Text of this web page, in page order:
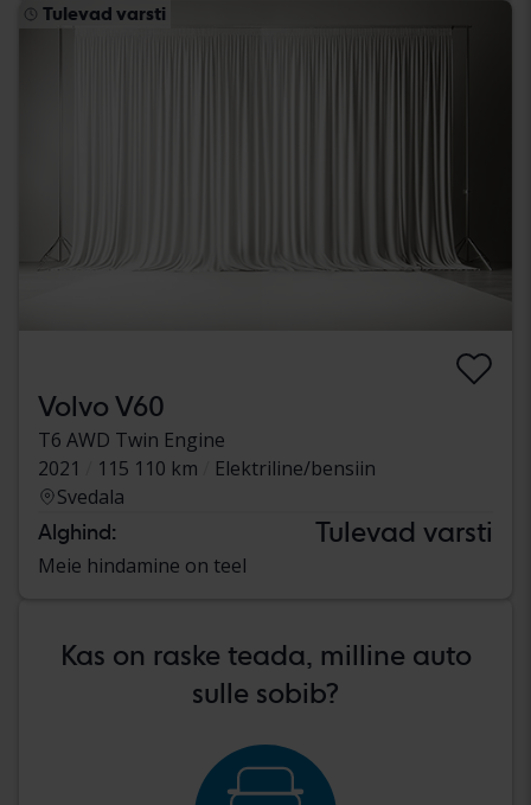
Tulevad varsti
Volvo V60
T6 AWD Twin Engine
2021
115 110 km
Elektriline/bensiin
Svedala
Alghind: Tulevad varsti
Meie hindamine on teel
Kas on raske teada, milline auto
sulle sobib?